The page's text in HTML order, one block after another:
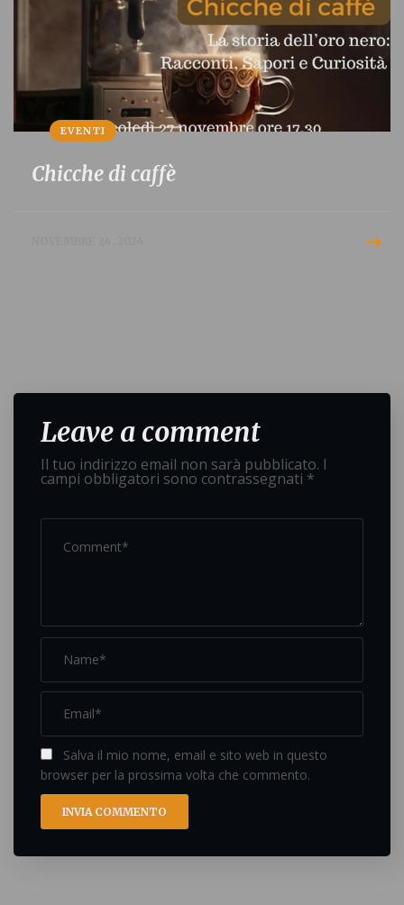
EVENTI
Chicche di caffè
Leave a comment
Il tuo indirizzo email non sarà pubblicato. I
campi obbligatori sono contrassegnati *
Salva il mio nome, email e sito web in questo
browser per la prossima volta che commento.